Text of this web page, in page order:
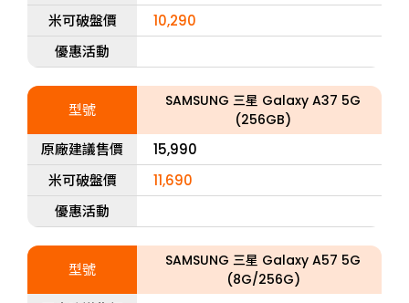
米可破盤價
10,290
優惠活動
型號
SAMSUNG 三星 Galaxy A37 5G
(256GB)
原廠建議售價
15,990
米可破盤價
11,690
優惠活動
型號
SAMSUNG 三星 Galaxy A57 5G
(8G/256G)